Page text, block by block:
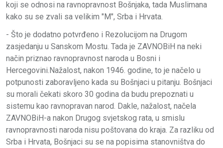
koji se odnosi na ravnopravnost Bošnjaka, tada Muslimana
kako su se zvali sa velikim "M", Srba i Hrvata.
- Što je dodatno potvrđeno i Rezolucijom na Drugom
zasjedanju u Sanskom Mostu. Tada je ZAVNOBiH na neki
način priznao ravnopravnost naroda u Bosni i
Hercegovini.Nažalost, nakon 1946. godine, to je načelo u
potpunosti zaboravljeno kada su Bošnjaci u pitanju. Bošnjaci
su morali čekati skoro 30 godina da budu prepoznati u
sistemu kao ravnopravan narod. Dakle, nažalost, načela
ZAVNOBiH-a nakon Drugog svjetskog rata, u smislu
ravnopravnosti naroda nisu poštovana do kraja. Za razliku od
Srba i Hrvata, Bošnjaci su se na popisima stanovništva do